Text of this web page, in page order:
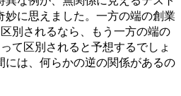
妙に思えました。一方の端の創業
別されるなら、もう一方の端の
て区別されると予想するでしょ
には、何らかの逆の関係があるの